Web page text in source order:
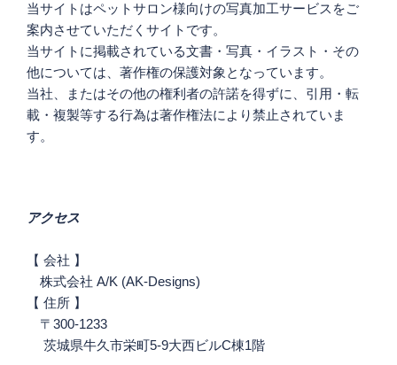
当サイトはペットサロン様向けの写真加工サービスをご
案内させていただくサイトです。
当サイトに掲載されている文書・写真・イラスト・その
他については、著作権の保護対象となっています。
当社、またはその他の権利者の許諾を得ずに、引用・転
載・複製等する行為は著作権法により禁止されていま
す。
アクセス
【 会社 】
株式会社 A/K (AK-Designs)
【 住所 】
〒300-1233
茨城県牛久市栄町5-9大西ビルC棟1階